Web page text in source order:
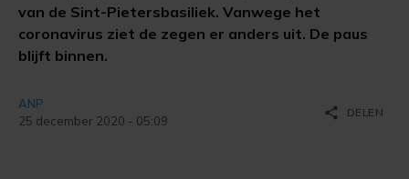
van de Sint-Pietersbasiliek. Vanwege het
coronavirus ziet de zegen er anders uit. De paus
blijft binnen.
ANP
25 december 2020 - 05:09
share DELEN